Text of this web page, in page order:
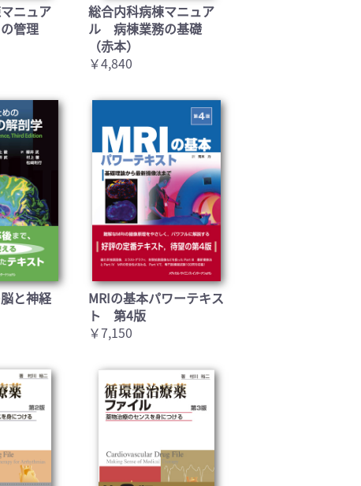
ニュア
管理
総合内科病棟マニュア
ル 病棟業務の基礎
（赤本）
￥4,840
と神経
MRIの基本パワーテキス
ト 第4版
￥7,150